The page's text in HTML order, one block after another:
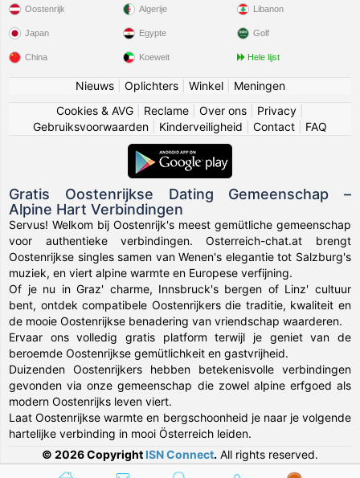
Oostenrijk
Japan
China
Algerije
Egypte
Koeweit
Libanon
Golf
Hele lijst
Nieuws| Oplichters| Winkel| Meningen
Cookies & AVG
Reclame Over ons Privacy
Gebruiksvoorwaarden
Kinderveiligheid Contact FAQ
Gratis Oostenrijkse Dating Gemeenschap –
Alpine Hart Verbindingen
Servus! Welkom bij Oostenrijk's meest gemütliche gemeenschap
voor authentieke verbindingen. Osterreich-chat.at brengt
Oostenrijkse singles samen van Wenen's elegantie tot Salzburg's
muziek, en viert alpine warmte en Europese verfijning.
Of je nu in Graz' charme, Innsbruck's bergen of Linz' cultuur
bent, ontdek compatibele Oostenrijkers die traditie, kwaliteit en
de mooie Oostenrijkse benadering van vriendschap waarderen.
Ervaar ons volledig gratis platform terwijl je geniet van de
beroemde Oostenrijkse gemütlichkeit en gastvrijheid.
Duizenden Oostenrijkers hebben betekenisvolle verbindingen
gevonden via onze gemeenschap die zowel alpine erfgoed als
modern Oostenrijks leven viert.
Laat Oostenrijkse warmte en bergschoonheid je naar je volgende
hartelijke verbinding in mooi Österreich leiden.
© 2026 Copyright ISN Connect. All rights reserved.